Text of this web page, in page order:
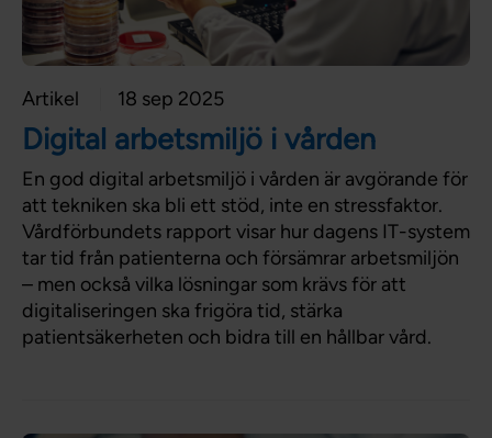
Artikel 18 sep 2025
Digital arbetsmiljö i vården
En god digital arbetsmiljö i vården är avgörande för
att tekniken ska bli ett stöd, inte en stressfaktor.
Vårdförbundets rapport visar hur dagens IT-system
tar tid från patienterna och försämrar arbetsmiljön
– men också vilka lösningar som krävs för att
digitaliseringen ska frigöra tid, stärka
patientsäkerheten och bidra till en hållbar vård.